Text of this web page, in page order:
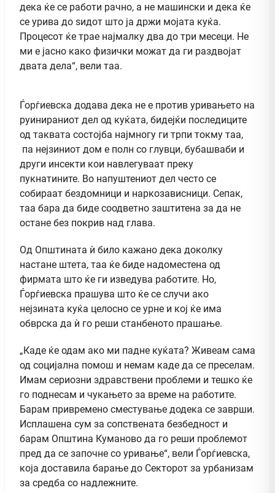
дека ќе се работи рачно, а не машински и дека ќе
се урива до ѕидот што ја држи мојата куќа.
Процесот ќе трае најмалку два до три месеци. Не
ми е јасно како физички можат да ги раздвојат
двата дела“, вели таа.
Ѓорѓиевска додава дека не е против уривањето на
руинираниот дел од куќата, бидејќи последиците
од таквата состојба најмногу ги трпи токму таа,
па нејзиниот дом е полн со глувци, бубашваби и
други инсекти кои навлегуваат преку
пукнатините. Во напуштениот дел често се
собираат бездомници и наркозависници. Сепак,
таа бара да биде соодветно заштитена за да не
остане без покрив над глава.
Од Општината ѝ било кажано дека доколку
настане штета, таа ќе биде надоместена од
фирмата што ќе ги изведува работите. Но,
Ѓорѓиевска прашува што ќе се случи ако
нејзината куќа целосно се урне и кој ќе има
обврска да ѝ го реши станбеното прашање.
„Каде ќе одам ако ми падне куќата? Живеам сама
од социјална помош и немам каде да се преселам.
Имам сериозни здравствени проблеми и тешко ќе
го поднесам и чукањето за време на работите.
Барам привремено сместување додека се заврши.
Исплашена сум за сопствената безбедност и
барам Општина Куманово да го реши проблемот
пред да се започне со уривање“, вели Ѓорѓиевска,
која доставила барање до Секторот за урбанизам
за средба со надлежните.